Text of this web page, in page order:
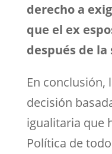
derecho a
que el ex
después de
En conclusión,
decisión
igualitaria que
Política de